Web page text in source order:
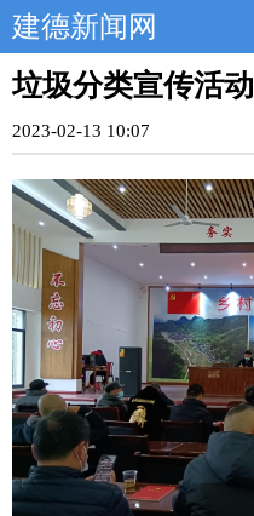
建德新闻网
垃圾分类宣传活动
2023-02-13 10:07